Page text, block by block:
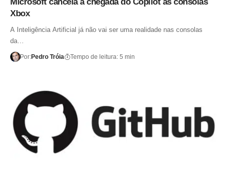
Xbox
A Inteligência Artificial já não vai ser uma realidade nas consolas
da…
Por:Pedro Tróia Tempo de leitura: 5 min